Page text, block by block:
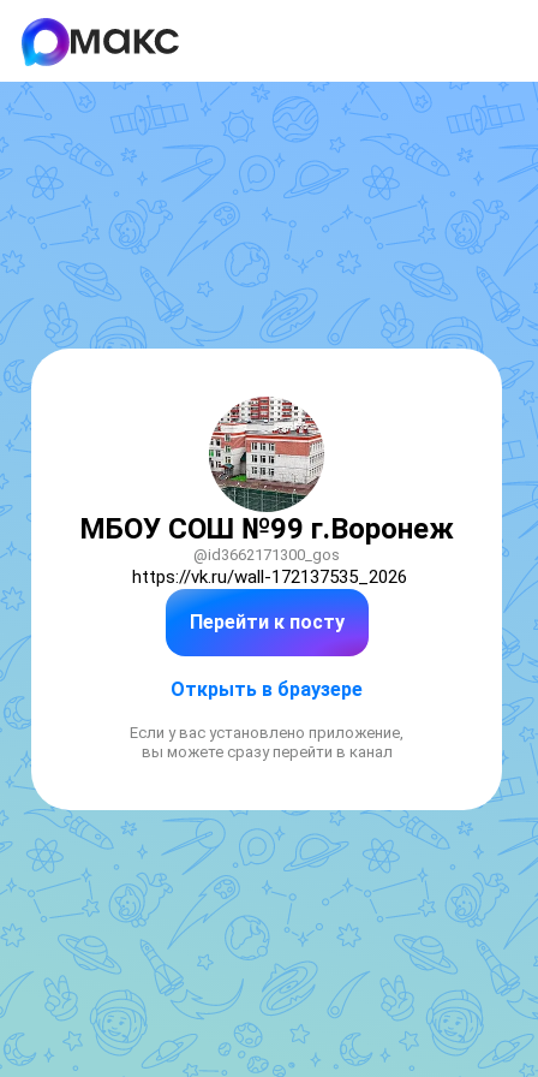
МБОУ СОШ №99 г.Воронеж
@id3662171300_gos
https://vk.ru/wall-172137535_2026
Перейти к посту
Открыть в браузере
Если у вас установлено приложение,
вы можете сразу перейти в канал